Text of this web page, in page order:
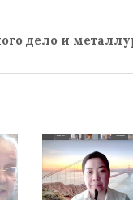
дело и